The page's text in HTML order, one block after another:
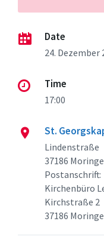
Date
24. Dezember
Time
17:00
St.
Lindenstraße
37186
Postanschrift:
Kirchenbüro
Kirchstraße 2
37186